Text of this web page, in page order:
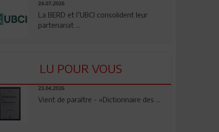
24.07.2026
La BERD et l’UBCI consolident leur
partenariat ...
LU POUR VOUS
23.04.2026
Vient de paraître - «Dictionnaire des ...